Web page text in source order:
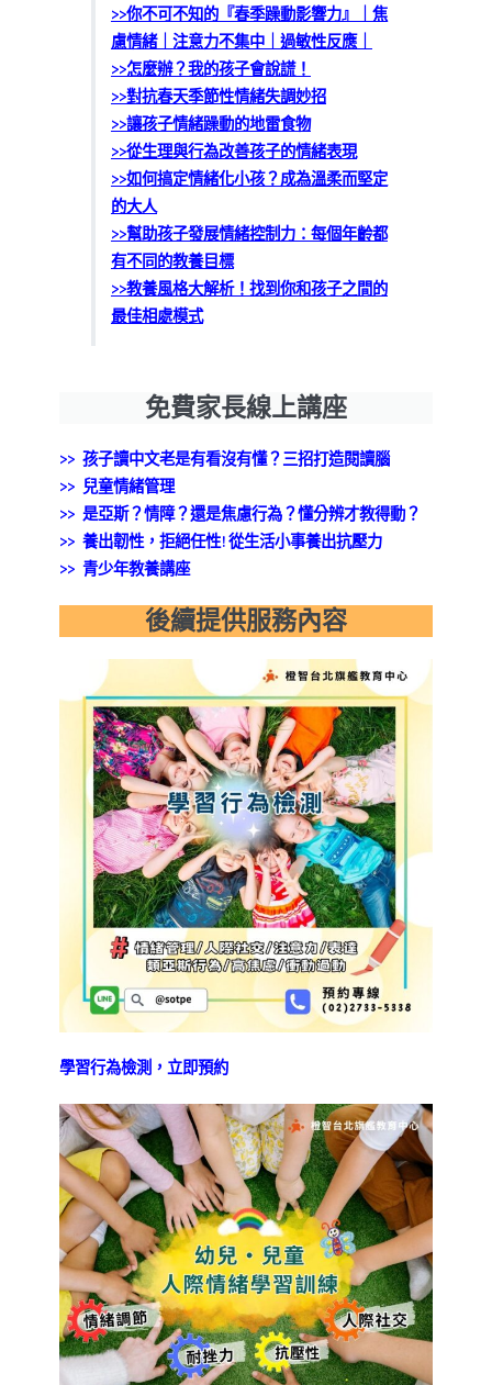
>>你不可不知的『春季躁動影響力』｜焦
慮情緒｜注意力不集中｜過敏性反應｜
>>怎麼辦？我的孩子會說謊！
>>對抗春天季節性情緒失調妙招
>>讓孩子情緒躁動的地雷食物
>>從生理與行為改善孩子的情緒表現
>>如何搞定情緒化小孩？成為溫柔而堅定
的大人
>>幫助孩子發展情緒控制力：每個年齡都
有不同的教養目標
>>教養風格大解析！找到你和孩子之間的
最佳相處模式
免費家長線上講座
>> 孩子讀中文老是有看沒有懂？三招打造閱讀腦
>> 兒童情緒管理
>> 是亞斯？情障？還是焦慮行為？懂分辨才教得動？
>> 養出韌性，拒絕任性!從生活小事養出抗壓力
>> 青少年教養講座
後續提供服務內容
學習行為檢測，立即預約